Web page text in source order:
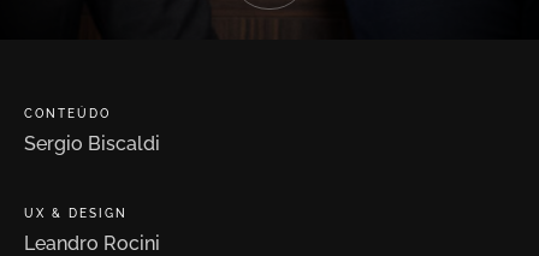
CONTEÚDO
Sergio Biscaldi
UX & DESIGN
Leandro Rocini